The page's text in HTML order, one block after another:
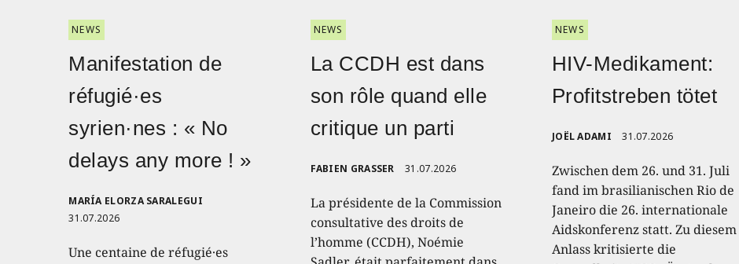
NEWS
Manifestation de
réfugié·es
syrien·nes : « No
delays any more ! »
MARÍA ELORZA SARALEGUI
31.07.2026
Une centaine de réfugié·es
NEWS
La CCDH est dans
son rôle quand elle
critique un parti
FABIEN GRASSER 31.07.2026
La présidente de la Commission
consultative des droits de
l’homme (CCDH), Noémie
NEWS
HIV-Medikament:
Profitstreben tötet
JOËL ADAMI 31.07.2026
Zwischen dem 26. und 31. Juli
fand im brasilianischen Rio de
Janeiro die 26. internationale
Aidskonferenz statt. Zu diesem
Anlass kritisierte die